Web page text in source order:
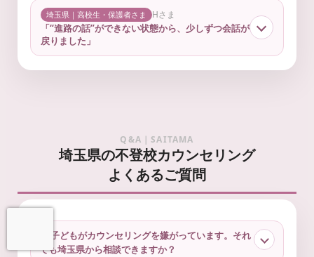
埼玉県｜高校生・保護者さま Hさま
「“進路の話”ができない状態から、少しずつ会話が
戻りました」
Q&A｜SAITAMA
埼玉県の不登校カウンセリング
よくあるご質問
Q. 子どもがカウンセリングを嫌がっています。それ
でも埼玉県から相談できますか？
お問い合わせ